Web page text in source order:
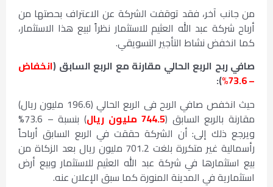
من جانب آخر، فقد توقفت الشركة عن الاعتراف بحصتها من
أرباح شركة عبد الله العثيم للاستثمار نظراً لبيع هذا الاستثمار،
كما انخفض نشاط التأجير التسويقي.
صافي ربح الربع الحالي مقارنة مع الربع السابق (انخفاض
– 73.6%
):
حيث انخفص صافي الربح فى الربع الحالي (196.6 مليون ريال)
مقارنة بالربع السابق (744.5 مليون ريال
) بنسبة – 73.6%
ويرجع ذلك إلى: أن الشركة حققت في الربع السابق أرباحاً
رأسمالية غير متكررة بلغت 701.2 مليون ريال بعد الزكاة من
بيع استثمارها في شركة عبد الله العثيم للاستثمار وبيع أرض
استثمارية في المدينة المنورة كما سبق الإعلان عنه.